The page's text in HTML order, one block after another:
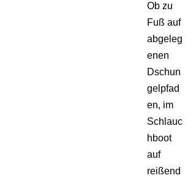
Ob zu
Fuß auf
abgeleg
enen
Dschun
gelpfad
en, im
Schlauc
hboot
auf
reißend